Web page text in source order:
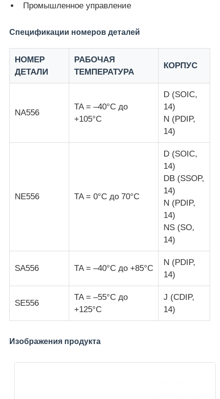
Система SOC на чипе
Чип SRAM
Никакой вспышки
Промышленное управление
Спецификации номеров деталей
НОМЕР
ДЕТАЛИ
РАБОЧАЯ
ТЕМПЕРАТУРА
КОРПУС
NA556
TA = –40°C до
+105°C
D (SOIC,
14)
N (PDIP,
14)
NE556 TA = 0°C до 70°C
D (SOIC,
14)
DB (SSOP,
14)
N (PDIP,
14)
NS (SO,
14)
SA556 TA = –40°C до +85°C
N (PDIP,
14)
SE556
TA = –55°C до
+125°C
J (CDIP,
14)
Изображения продукта